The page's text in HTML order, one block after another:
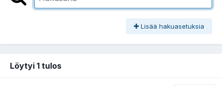
Lisää hakuasetuksia
Löytyi 1 tulos